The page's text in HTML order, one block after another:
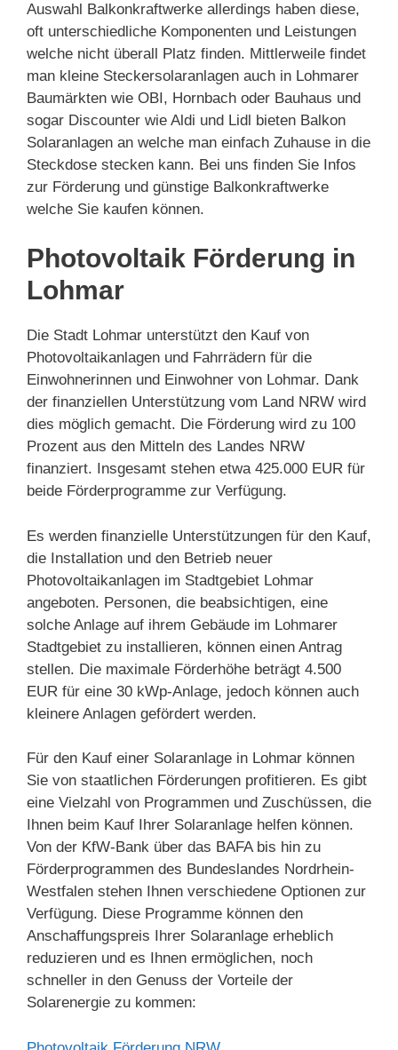
Auswahl Balkonkraftwerke allerdings haben diese,
oft unterschiedliche Komponenten und Leistungen
welche nicht überall Platz finden. Mittlerweile findet
man kleine Steckersolaranlagen auch in Lohmarer
Baumärkten wie OBI, Hornbach oder Bauhaus und
sogar Discounter wie Aldi und Lidl bieten Balkon
Solaranlagen an welche man einfach Zuhause in die
Steckdose stecken kann. Bei uns finden Sie Infos
zur Förderung und günstige Balkonkraftwerke
welche Sie kaufen können.
Photovoltaik Förderung in
Lohmar
Die Stadt Lohmar unterstützt den Kauf von
Photovoltaikanlagen und Fahrrädern für die
Einwohnerinnen und Einwohner von Lohmar. Dank
der finanziellen Unterstützung vom Land NRW wird
dies möglich gemacht. Die Förderung wird zu 100
Prozent aus den Mitteln des Landes NRW
finanziert. Insgesamt stehen etwa 425.000 EUR für
beide Förderprogramme zur Verfügung.
Es werden finanzielle Unterstützungen für den Kauf,
die Installation und den Betrieb neuer
Photovoltaikanlagen im Stadtgebiet Lohmar
angeboten. Personen, die beabsichtigen, eine
solche Anlage auf ihrem Gebäude im Lohmarer
Stadtgebiet zu installieren, können einen Antrag
stellen. Die maximale Förderhöhe beträgt 4.500
EUR für eine 30 kWp-Anlage, jedoch können auch
kleinere Anlagen gefördert werden.
Für den Kauf einer Solaranlage in Lohmar können
Sie von staatlichen Förderungen profitieren. Es gibt
eine Vielzahl von Programmen und Zuschüssen, die
Ihnen beim Kauf Ihrer Solaranlage helfen können.
Von der KfW-Bank über das BAFA bis hin zu
Förderprogrammen des Bundeslandes Nordrhein-
Westfalen stehen Ihnen verschiedene Optionen zur
Verfügung. Diese Programme können den
Anschaffungspreis Ihrer Solaranlage erheblich
reduzieren und es Ihnen ermöglichen, noch
schneller in den Genuss der Vorteile der
Solarenergie zu kommen: